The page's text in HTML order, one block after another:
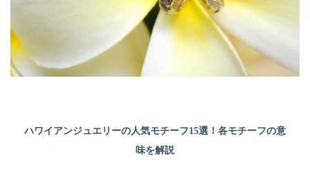
ハワイアンジュエリーの人気モチーフ15選！各モチーフの意
味を解説